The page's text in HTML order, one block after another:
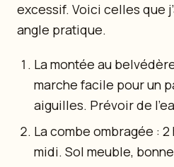
excessif. Voici celles que
angle pratique.
La montée au
marche facile pour un
aiguilles. Prévoir de
La combe ombragée :
midi. Sol meuble,